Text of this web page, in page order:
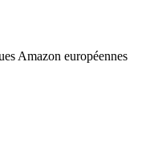
Amazon européennes